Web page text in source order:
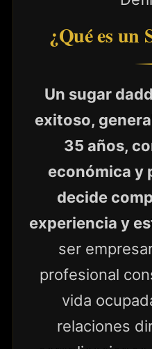
¿Qué es un
Un sugar
exitoso,
35 años,
económica y
decide
experiencia y
ser
profesional
vida
relaciones